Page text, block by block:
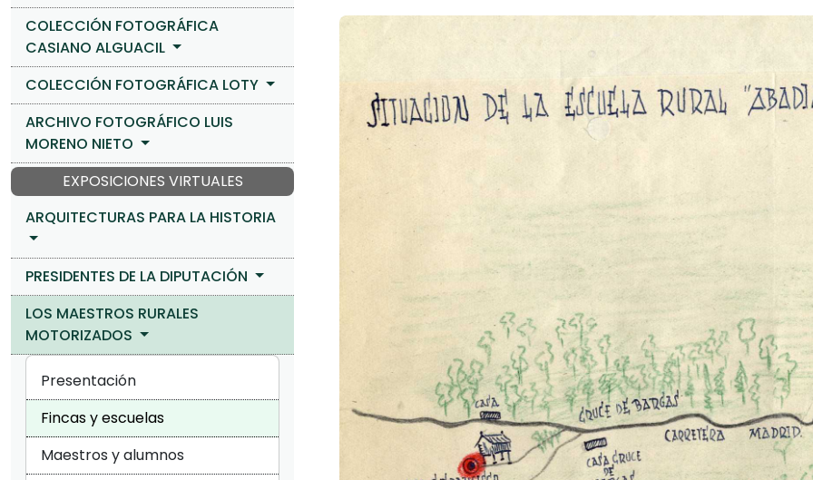
COLECCIÓN FOTOGRÁFICA
CASIANO ALGUACIL
COLECCIÓN FOTOGRÁFICA LOTY
ARCHIVO FOTOGRÁFICO LUIS
MORENO NIETO
EXPOSICIONES VIRTUALES
ARQUITECTURAS PARA LA HISTORIA
PRESIDENTES DE LA DIPUTACIÓN
LOS MAESTROS RURALES
MOTORIZADOS
Presentación
Fincas y escuelas
Maestros y alumnos